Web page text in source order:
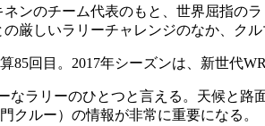
ンのチーム代表のもと、世界屈指の
厳しいラリーチャレンジのなか、クル
回目。2017年シーズンは、新世代
ラリーのひとつと言える。天候と
クルー）の情報が非常に重要になる。